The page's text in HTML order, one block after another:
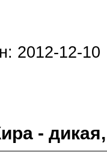
2012-12-10
-